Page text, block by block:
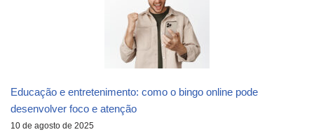
Educação e entretenimento: como o bingo online pode
desenvolver foco e atenção
10 de agosto de 2025